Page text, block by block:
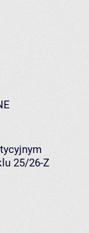
25/26-Z